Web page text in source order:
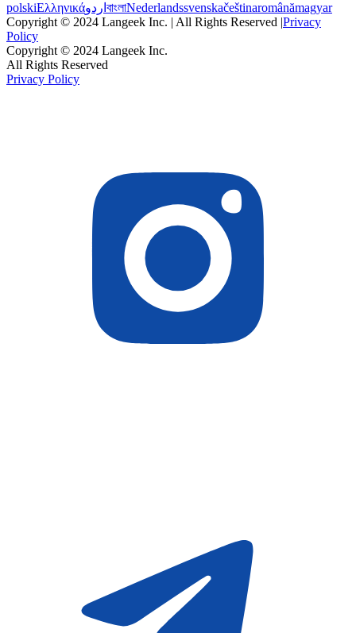
polskiΕλληνικάاردو বাংলাNederlandssvenskačeštinaromânămagyar
Copyright © 2024 Langeek Inc. | All Rights Reserved |Privacy
Policy
Copyright © 2024 Langeek Inc.
All Rights Reserved
Privacy Policy